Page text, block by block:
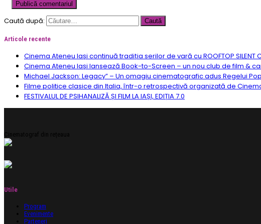
Caută după:
Articole recente
Cinema Ateneu Iași continuă tradiția serilor de vară cu ROOFTOP SILENT
Cinema Ateneu Iași lansează Book-to-Screen – un nou club de film &
Michael Jackson: Legacy” – Un omagiu cinematografic adus Regelui
Filme politice clasice din Italia, într-o retrospectivă organizată de
FESTIVALUL DE PSIHANALIZĂ ȘI FILM LA IAȘI, EDIȚIA 7.0
Cinematograf din rețeaua
Utile
Program
Evenimente
Parteneri